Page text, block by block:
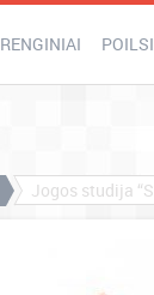
RENGINIAI
Jogos studija